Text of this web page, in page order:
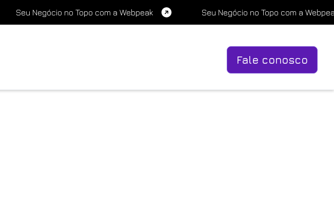
Seu Negócio no Topo com a Webpeak Seu Negócio no Topo com a
Fale conosco